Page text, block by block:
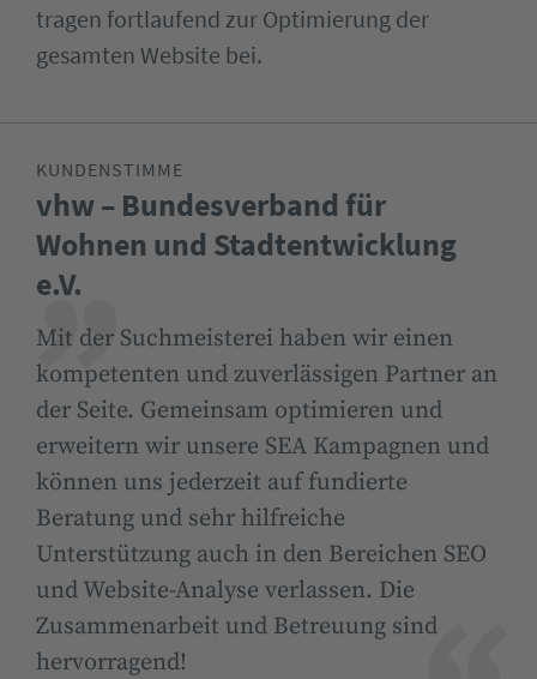
tragen fortlaufend zur Optimierung der
gesamten Website bei.
KUNDENSTIMME
vhw – Bundesverband für
Wohnen und Stadtentwicklung
e.V.
Mit der Suchmeisterei haben wir einen
kompetenten und zuverlässigen Partner an
der Seite. Gemeinsam optimieren und
erweitern wir unsere SEA Kampagnen und
können uns jederzeit auf fundierte
Beratung und sehr hilfreiche
Unterstützung auch in den Bereichen SEO
und Website-Analyse verlassen. Die
Zusammenarbeit und Betreuung sind
hervorragend!